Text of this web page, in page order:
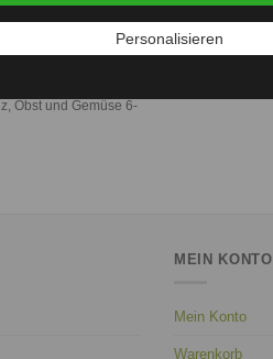
6-teilig
zum Basteln,
Obst und Gemüse 6-
MEIN KONTO
Mein Konto
Warenkorb
Personalisieren